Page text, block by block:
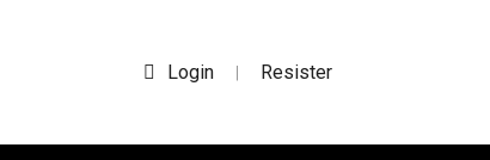
Login | Resister